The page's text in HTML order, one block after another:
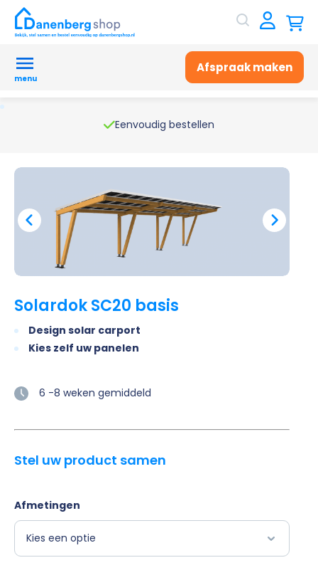
menu
Afspraak maken
Eenvoudig bestellen
Solardok SC20 basis
Design solar carport
Kies zelf uw panelen
6 -8 weken gemiddeld
Stel uw product samen
Afmetingen